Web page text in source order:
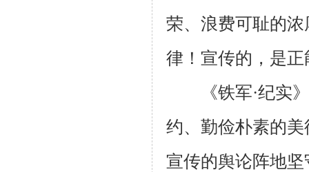
荣、浪费可耻的
律！宣传的，是
《铁军·纪实》
约、勤俭朴素的
宣传的舆论阵地